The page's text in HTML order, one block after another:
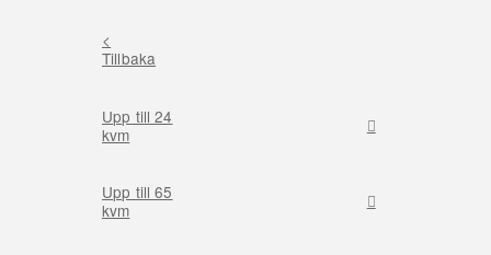
<
Tillbaka
Upp till 24
kvm
Upp till 65
kvm